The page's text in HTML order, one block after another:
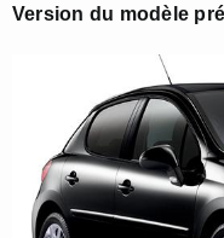
Version du modèle